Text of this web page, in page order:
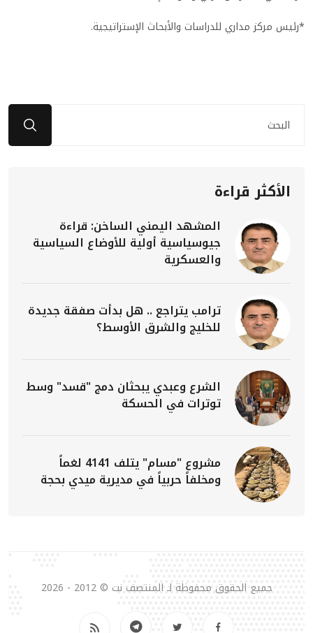
*رئيس مركز مداري للدراسات والأبحاث الإستراتيجية.
الأكثر قراءة
المشهد اليمني الساخن: قراءة
جيوسياسية أولية للأوضاع السياسية
والعسكرية
ترامب يتراجع .. هل بدأت صفقة جديدة
للخليج والشرق الأوسط؟
الشرع وعبدي يبحثان دمج "قسد" وسط
توترات في الحسكة
مشروع "مسام" يتلف 4141 لغماً
ومخلفاً حربياً في مديرية ميدي بحجة
جميع الحقوق محفوظة لـ المنتصف نت © 2012 - 2026